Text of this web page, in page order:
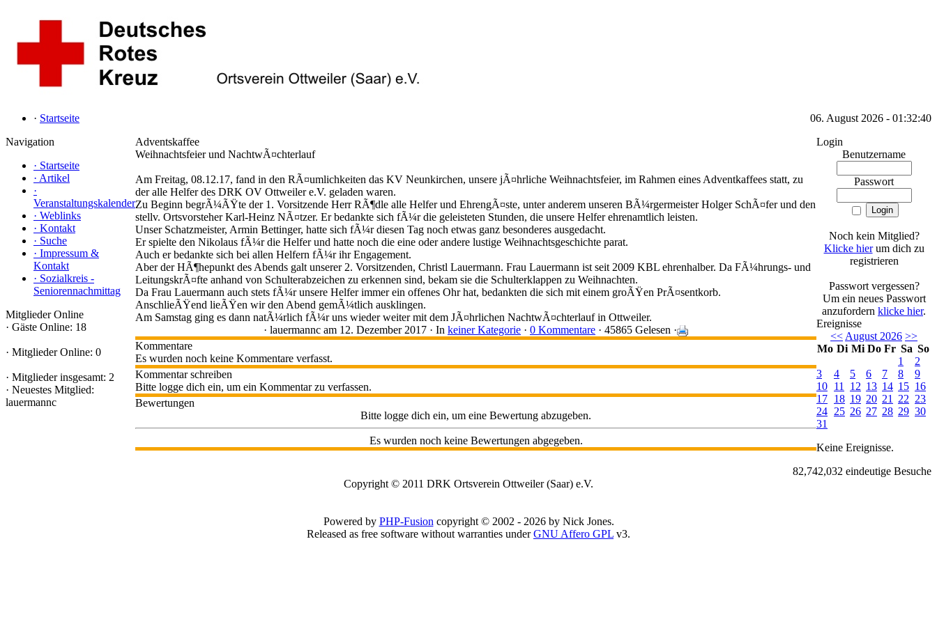
· Startseite
06. August 2026 - 01:32:40
Navigation
· Startseite
· Artikel
·
Veranstaltungskalender
· Weblinks
· Kontakt
· Suche
· Impressum &
Kontakt
· Sozialkreis -
Seniorennachmittag
Mitglieder Online
· Gäste Online: 18
· Mitglieder Online: 0
· Mitglieder insgesamt: 2
· Neuestes Mitglied:
lauermannc
Adventskaffee
Weihnachtsfeier und NachtwÃ¤chterlauf
Am Freitag, 08.12.17, fand in den RÃ¤umlichkeiten das KV Neunkirchen, unsere jÃ¤hrliche Weihnachtsfeier, im Rahmen eines Adventkaffees statt, zu
der alle Helfer des DRK OV Ottweiler e.V. geladen waren.
Zu Beginn begrÃ¼ÃŸte der 1. Vorsitzende Herr RÃ¶dle alle Helfer und EhrengÃ¤ste, unter anderem unseren BÃ¼rgermeister Holger SchÃ¤fer und den
stellv. Ortsvorsteher Karl-Heinz NÃ¤tzer. Er bedankte sich fÃ¼r die geleisteten Stunden, die unsere Helfer ehrenamtlich leisten.
Unser Schatzmeister, Armin Bettinger, hatte sich fÃ¼r diesen Tag noch etwas ganz besonderes ausgedacht.
Er spielte den Nikolaus fÃ¼r die Helfer und hatte noch die eine oder andere lustige Weihnachtsgeschichte parat.
Auch er bedankte sich bei allen Helfern fÃ¼r ihr Engagement.
Aber der HÃ¶hepunkt des Abends galt unserer 2. Vorsitzenden, Christl Lauermann. Frau Lauermann ist seit 2009 KBL ehrenhalber. Da FÃ¼hrungs- und
LeitungskrÃ¤fte anhand von Schulterabzeichen zu erkennen sind, bekam sie die Schulterklappen zu Weihnachten.
Da Frau Lauermann auch stets fÃ¼r unsere Helfer immer ein offenes Ohr hat, bedankten die sich mit einem groÃŸen PrÃ¤sentkorb.
AnschlieÃŸend lieÃŸen wir den Abend gemÃ¼tlich ausklingen.
Am Samstag ging es dann natÃ¼rlich fÃ¼r uns wieder weiter mit dem JÃ¤hrlichen NachtwÃ¤chterlauf in Ottweiler.
· lauermannc am 12. Dezember 2017 · In keiner Kategorie · 0 Kommentare · 45865 Gelesen ·
Kommentare
Es wurden noch keine Kommentare verfasst.
Kommentar schreiben
Bitte logge dich ein, um ein Kommentar zu verfassen.
Bewertungen
Bitte logge dich ein, um eine Bewertung abzugeben.
Es wurden noch keine Bewertungen abgegeben.
Login
Benutzername
Passwort
Noch kein Mitglied?
Klicke hierum dich zu
registrieren
Passwort vergessen?
Um ein neues Passwort
anzufordern klicke hier.
Ereignisse
<< August 2026 >>
Mo Di Mi Do Fr Sa So
1
2
3
4 5 6 7 8
9
10 11 12 13 14 15 16
17 18 19 20 21 22 23
24 25 26 27 28 29 30
31
Keine Ereignisse.
82,742,032 eindeutige Besuche
Copyright © 2011 DRK Ortsverein Ottweiler (Saar) e.V.
Powered by PHP-Fusion copyright © 2002 - 2026 by Nick Jones.
Released as free software without warranties underGNU Affero GPL v3.